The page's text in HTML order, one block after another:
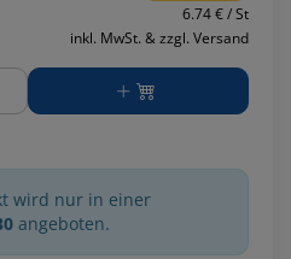
6.74 € / St
inkl. MwSt. & zzgl. Versand
wird nur in einer
angeboten.